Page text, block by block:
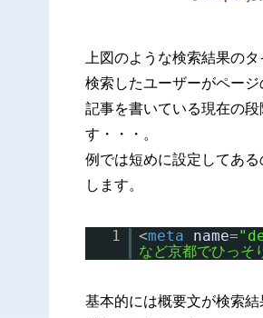
上図のような検索結果のタ
検索したユーザーがページ
記事を書いている現在の
す・・・。
例では短めに設定してあ
します。
1 <meta name=
など京都でひっそ
基本的には概要文が検索